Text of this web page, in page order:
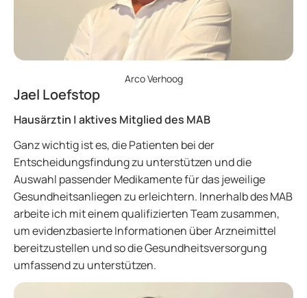
Arco Verhoog
Jael Loefstop
Hausärztin | aktives Mitglied des MAB
Ganz wichtig ist es, die Patienten bei der
Entscheidungsfindung zu unterstützen und die
Auswahl passender Medikamente für das jeweilige
Gesundheitsanliegen zu erleichtern. Innerhalb des MAB
arbeite ich mit einem qualifizierten Team zusammen,
um evidenzbasierte Informationen über Arzneimittel
bereitzustellen und so die Gesundheitsversorgung
umfassend zu unterstützen.